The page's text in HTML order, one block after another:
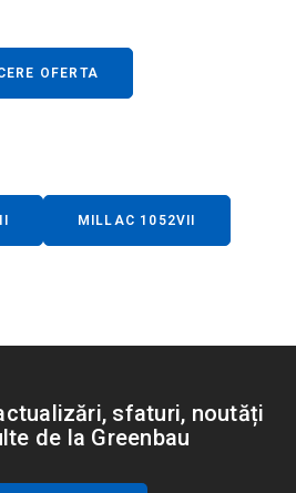
OFERTA
MILLAC 1052VII
sfaturi, noutăți
de la Greenbau